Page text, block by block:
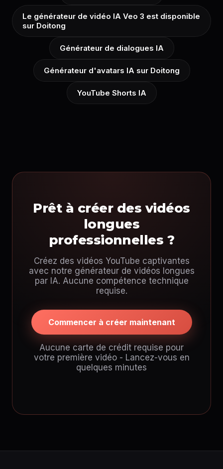
Le générateur de vidéo IA Veo 3 est disponible
sur Doitong
Générateur de dialogues IA
Générateur d'avatars IA sur Doitong
YouTube Shorts IA
Prêt à créer des vidéos
longues
professionnelles ?
Créez des vidéos YouTube captivantes
avec notre générateur de vidéos longues
par IA. Aucune compétence technique
requise.
Commencer à créer maintenant
Aucune carte de crédit requise pour
votre première vidéo - Lancez-vous en
quelques minutes